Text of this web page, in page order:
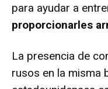
para ayudar a
proporcionarles
La presencia de
rusos en la misma